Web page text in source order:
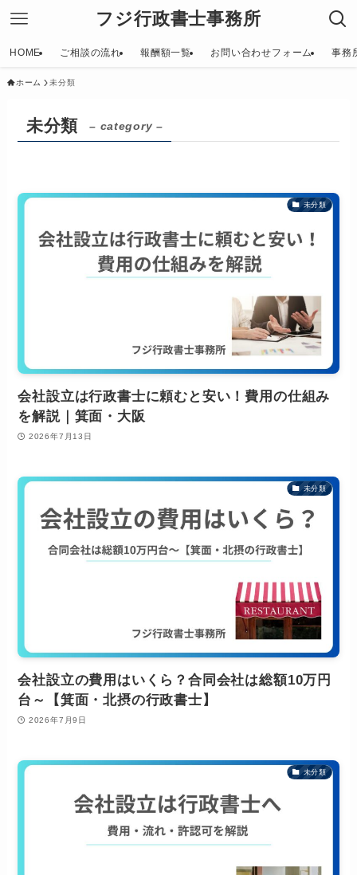
フジ行政書士事務所
HOME ご相談の流れ 報酬額一覧 お問い合わせフォーム 事務
ホーム 未分類
未分類 – category –
未分類
会社設立は行政書士に頼むと安い！費用の仕組み
を解説｜箕面・大阪
2026年7月13日
未分類
会社設立の費用はいくら？合同会社は総額10万円
台～【箕面・北摂の行政書士】
2026年7月9日
未分類